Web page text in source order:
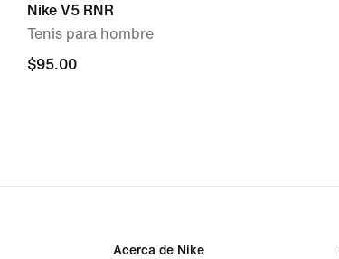
Nike V5 RNR
Tenis para hombre
$95.00
$95.00
Acerca de Nike